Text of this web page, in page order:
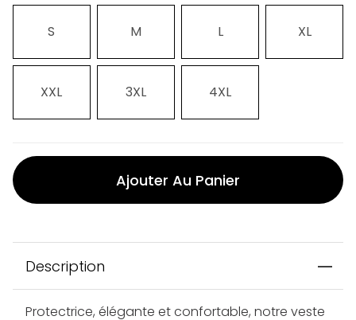
S M L XL
XXL 3XL 4XL
Ajouter Au Panier
Description
Protectrice, élégante et confortable, notre veste